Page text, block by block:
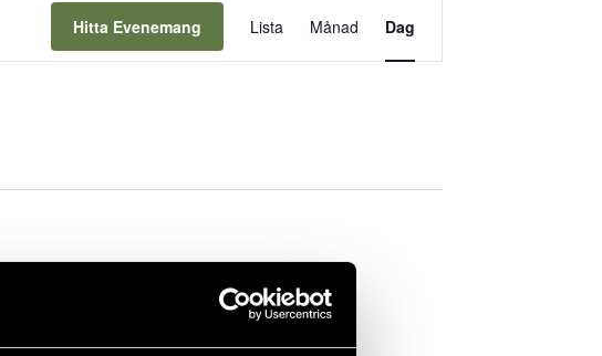
Hitta Evenemang
vynavigering
Lista Månad Dag